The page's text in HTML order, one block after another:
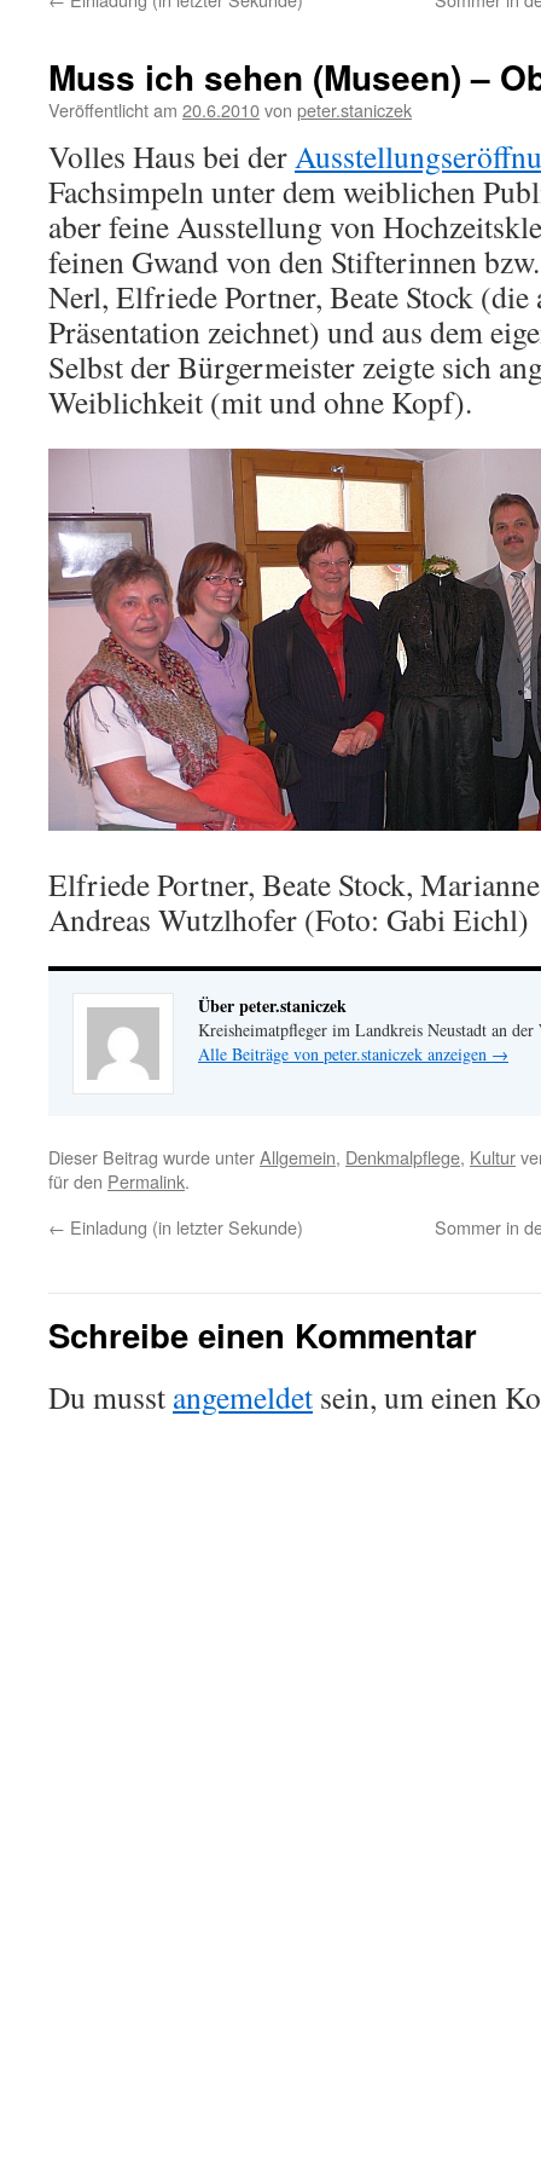
Muss ich sehen (Museen) –
Veröffentlicht am 20.6.2010von peter.staniczek
Volles Haus bei der
Fachsimpeln unter dem weiblichen
aber feine Ausstellung von
feinen Gwand von den Stifterinnen
Nerl, Elfriede Portner, Beate Stock (die
Präsentation zeichnet) und aus dem
Selbst der Bürgermeister zeigte sich
Weiblichkeit (mit und ohne Kopf).
Elfriede Portner, Beate Stock,
Andreas Wutzlhofer (Foto: Gabi Eichl)
Über peter.staniczek
Kreisheimatpfleger im Landkreis Neustadt an der
Alle Beiträge von peter.staniczek anzeigen →
Dieser Beitrag wurde unterAllgemein, Denkmalpflege, Kultur
für den Permalink.
← Einladung (in letzter Sekunde) Sommer in
Schreibe einen Kommentar
Du musst angemeldet sein, um einen